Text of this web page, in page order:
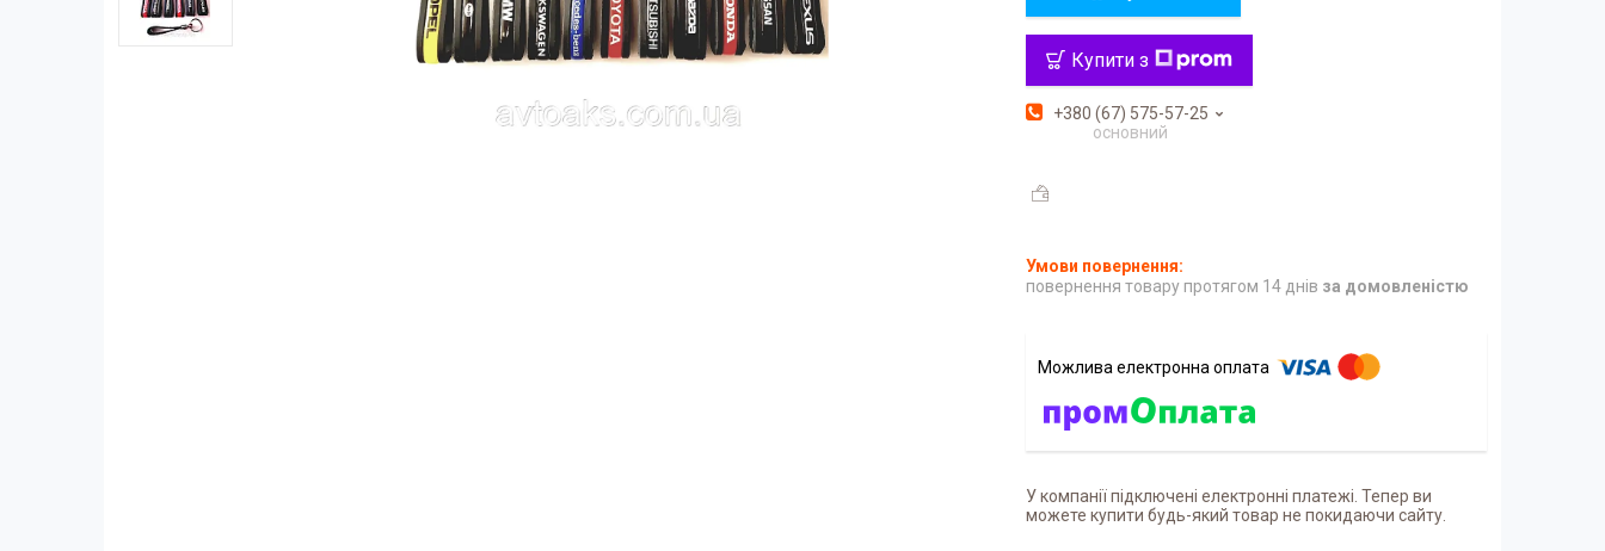
Купити з
+380 (67) 575-57-25
основний
повернення товару протягом 14 днів за домовленістю
У компанії підключені електронні платежі. Тепер ви
можете купити будь-який товар не покидаючи сайту.